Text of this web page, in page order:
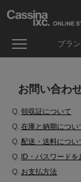
ブラ
お問い合わ
Q. 領収証について
Q. 在庫と納期につい
Q. 配送・送料につい
Q.
ID・パスワード
Q. お支払方法